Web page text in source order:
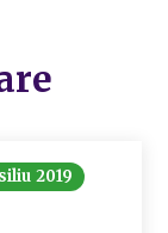
2019